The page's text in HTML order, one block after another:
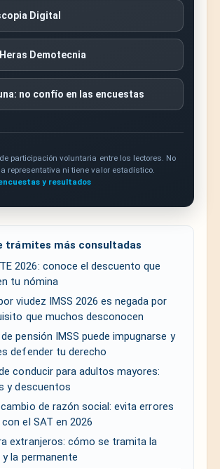
Digital
Demotecnia
no confío en las encuestas
participación voluntaria entre los lectores. No
representativa ni tiene valor estadístico.
y resultados
trámites más consultadas
2026: conoce el descuento que
tu nómina
viudez IMSS 2026 es negada por
que muchos desconocen
pensión IMSS puede impugnarse y
defender tu derecho
conducir para adultos mayores:
y descuentos
de razón social: evita errores
el SAT en 2026
extranjeros: cómo se tramita la
la permanente